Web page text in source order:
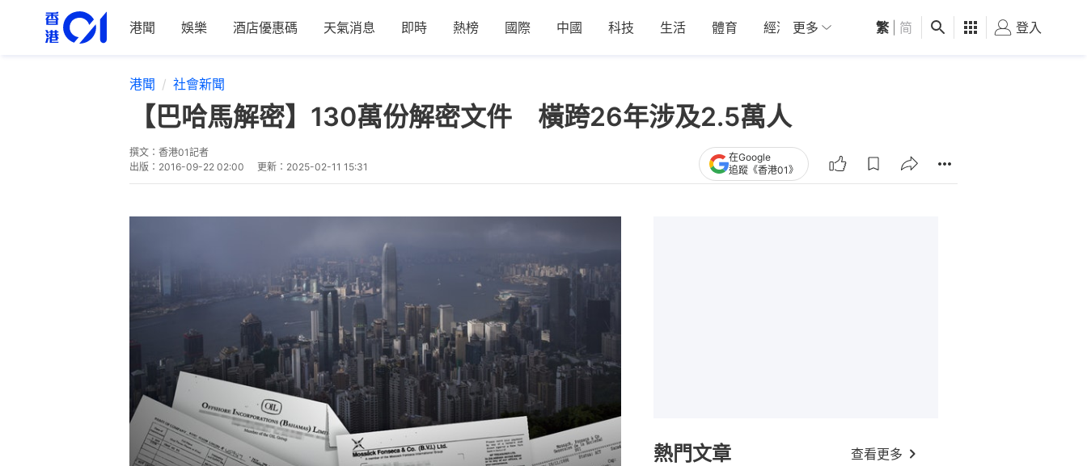
港聞 娛樂 酒店優惠碼 天氣消息 即時 熱榜 國際 中國 科技 生活 體育 經濟 01深圳 觀點 健康 好食玩飛
更多 繁 简 登入
港聞 社會新聞
【巴哈馬解密】130萬份解密文件 橫跨26年涉及2.5萬人
撰文： 香港01記者
出版： 2016-09-22 02:00 更新： 2025-02-11 15:31
在Google
追蹤《香港01》
熱門文章 查看更多